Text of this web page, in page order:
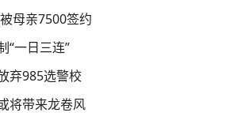
母亲7500签约
“一日三连”
弃985选警校
将带来龙卷风